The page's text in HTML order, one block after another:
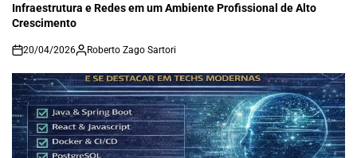
Infraestrutura e Redes em um Ambiente Profissional de Alto
Crescimento
on
20/04/2026 Roberto Zago Sartori